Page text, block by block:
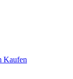
Kaufen